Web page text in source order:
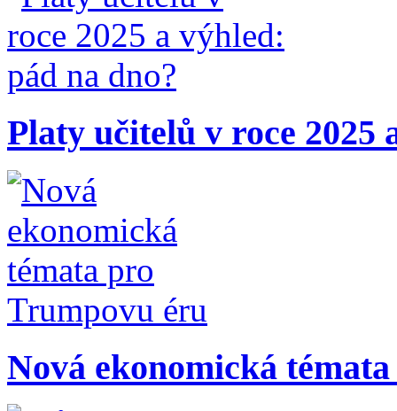
Platy učitelů v roce 2025
Nová ekonomická